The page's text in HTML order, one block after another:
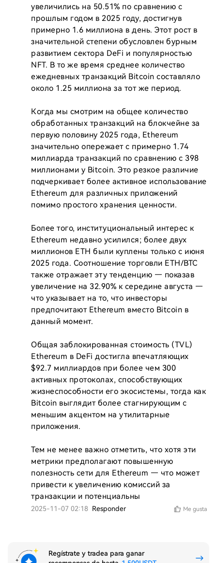
увеличились на 50.51% по сравнению с
прошлым годом в 2025 году, достигнув
примерно 1.6 миллиона в день. Этот рост в
значительной степени обусловлен бурным
развитием сектора DeFi и популярностью
NFT. В то же время среднее количество
ежедневных транзакций Bitcoin составляло
около 1.25 миллиона за тот же период.
Когда мы смотрим на общее количество
обработанных транзакций на блокчейне за
первую половину 2025 года, Ethereum
значительно опережает с примерно 1.74
миллиарда транзакций по сравнению с 398
миллионами у Bitcoin. Это резкое различие
подчеркивает более активное использование
Ethereum для различных приложений
помимо простого хранения ценности.
Более того, институциональный интерес к
Ethereum недавно усилился; более двух
миллионов ETH были куплены только с июня
2025 года. Соотношение торговли ETH/BTC
также отражает эту тенденцию — показав
увеличение на 32.90% к середине августа —
что указывает на то, что инвесторы
предпочитают Ethereum вместо Bitcoin в
данный момент.
Общая заблокированная стоимость (TVL)
Ethereum в DeFi достигла впечатляющих
$92.7 миллиардов при более чем 300
активных протоколах, способствующих
жизнеспособности его экосистемы, тогда как
Bitcoin выглядит более стагнирующим с
меньшим акцентом на утилитарные
приложения.
Тем не менее важно отметить, что хотя эти
метрики предполагают повышенную
полезность сети для Ethereum — что может
привести к увеличению комиссий за
транзакции и потенциальны
2025-11-07 02:18 Responder Me gusta
Regístrate y tradea para ganar